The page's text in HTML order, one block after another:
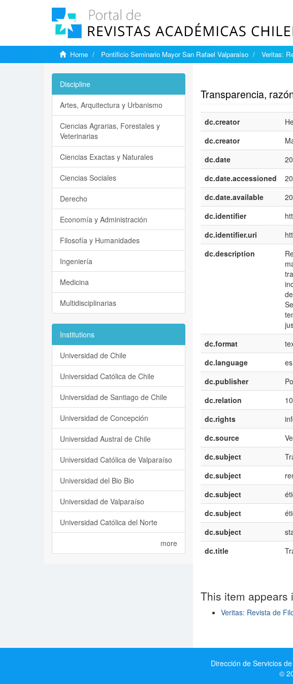
Home Pontificio Seminario Mayor San Rafael Valparaíso Veritas:
Transparencia,
dc.creator
dc.creator
dc.date
dc.date.accessioned
dc.date.available
dc.identifier
dc.identifier.uri
dc.description
dc.format
dc.language
es
dc.publisher
dc.relation
dc.rights
dc.source
dc.subject
dc.subject
dc.subject
dc.subject
dc.subject
dc.title
This item appears
Veritas: Revista de
Discipline
Artes, Arquitectura y Urbanismo
Ciencias Agrarias, Forestales y
Veterinarias
Ciencias Exactas y Naturales
Ciencias Sociales
Derecho
Economía y Administración
Filosofía y Humanidades
Ingeniería
Medicina
Multidisciplinarias
Institutions
Universidad de Chile
Universidad Católica de Chile
Universidad de Santiago de Chile
Universidad de Concepción
Universidad Austral de Chile
Universidad Católica de Valparaíso
Universidad del Bio Bio
Universidad de Valparaíso
Universidad Católica del Norte
more
Dirección de Servicios
©